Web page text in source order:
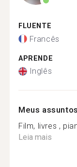
FLUENTE
Francês
APRENDE
Inglês
Meus
Film, livres ,
Leia mais